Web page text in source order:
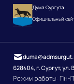
Дума Сургута
Официальный
628404, г. Сургут, ул.
Режим работы: Пн-